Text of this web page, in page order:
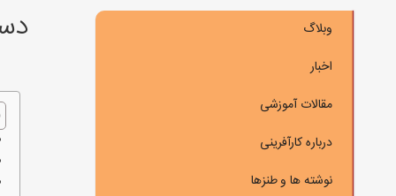
وبلاگ
اخبار
مقالات آموزشی
درباره کارآفرینی
نوشته ها و طنزها